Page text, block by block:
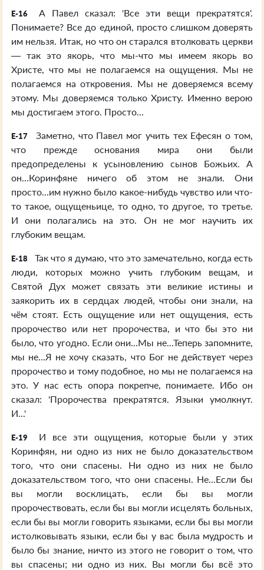
E-16
А Павел сказал: 'Все эти вещи прекратятся'.
Понимаете? Все до единой, просто слишком доверять
им нельзя. Итак, но что он старался втолковать церкви
— так это якорь, что мы-что мы имеем якорь во
Христе, что мы не полагаемся на ощущения. Мы не
полагаемся на откровения. Мы не доверяемся всему
этому. Мы доверяемся только Христу. Именно верою
мы достигаем этого. Просто...
E-17
Заметно, что Павел мог учить тех Ефесян о том,
что прежде основания мира они были
предопределены к усыновлению сынов Божьих. А
он...Коринфяне ничего об этом не знали. Они
просто...им нужно было какое-нибудь чувство или что-
то такое, ощущеньице, то одно, то другое, то третье.
И они полагались на это. Он не мог научить их
глубоким вещам.
E-18
Так что я думаю, что это замечательно, когда есть
люди, которых можно учить глубоким вещам, и
Святой Дух может связать эти великие истины и
заякорить их в сердцах людей, чтобы они знали, на
чём стоят. Есть ощущение или нет ощущения, есть
пророчество или нет пророчества, и что бы это ни
было, что угодно. Если они...Мы не...Теперь запомните,
мы не...Я не хочу сказать, что Бог не действует через
пророчество и тому подобное, но мы не полагаемся на
это. У нас есть опора покрепче, понимаете. Ибо он
сказал: 'Пророчества прекратятся. Языки умолкнут.
И...'
E-19
И все эти ощущения, которые были у этих
Коринфян, ни одно из них не было доказательством
того, что они спасены. Ни одно из них не было
доказательством того, что они спасены. Не...Если бы
вы могли восклицать, если бы вы могли
пророчествовать, если бы вы могли исцелять больных,
если бы вы могли говорить языками, если бы вы могли
истолковывать языки, если бы у вас была мудрость и
было бы знание, ничто из этого не говорит о том, что
вы спасены; ни одно из них. Вы могли бы всё это